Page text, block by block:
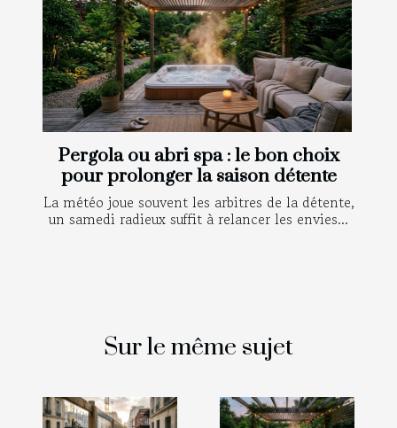
Pergola ou abri spa : le bon choix
pour prolonger la saison détente
La météo joue souvent les arbitres de la détente,
un samedi radieux suffit à relancer les envies...
Sur le même sujet